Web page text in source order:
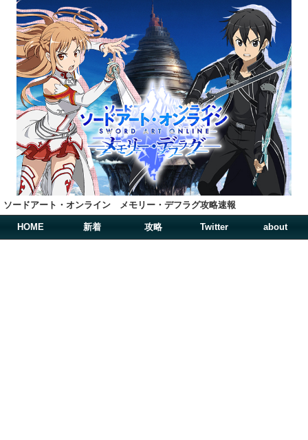
ソードアート・オンライン メモリー・デフラグ攻略速報
HOME 新着 攻略 Twitter about